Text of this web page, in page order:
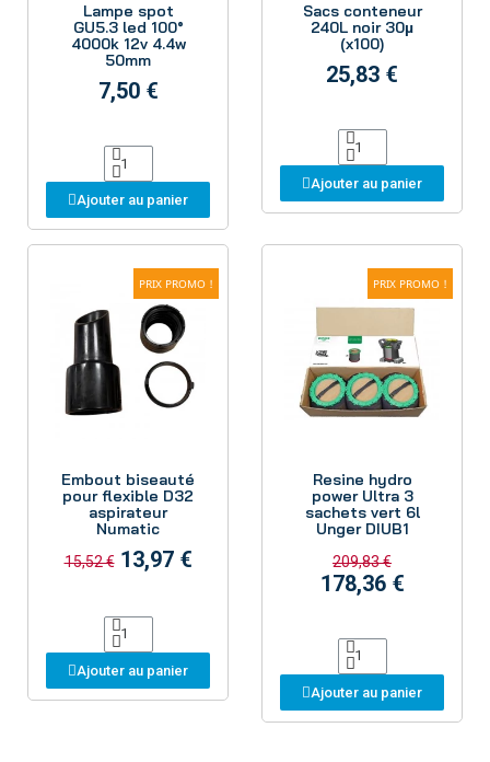
Lampe spot
GU5.3 led 100°
4000k 12v 4.4w
50mm
7,50 €
Ajouter au panier
Sacs conteneur
240L noir 30µ
(x100)
25,83 €
Ajouter au panier
PRIX PROMO !
Embout biseauté
pour flexible D32
aspirateur
Numatic
15,52 € 13,97 €
Ajouter au panier
PRIX PROMO !
Resine hydro
power Ultra 3
sachets vert 6l
Unger DIUB1
209,83 €
178,36 €
Ajouter au panier